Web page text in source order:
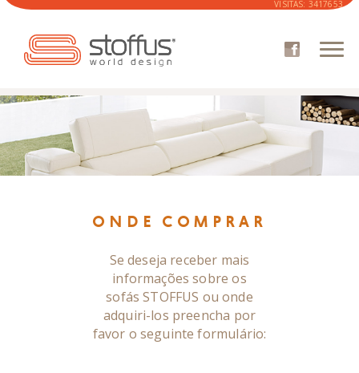
CATÁLOGO
CADEIRÕES
CATÁLOGO DE TECIDOS
NOVIDADES
STOFFUS 3D
VISITAS: 3417653
ONDE COMPRAR
Se deseja receber mais
informações sobre os
sofás STOFFUS ou onde
adquiri-los preencha por
favor o seguinte formulário: